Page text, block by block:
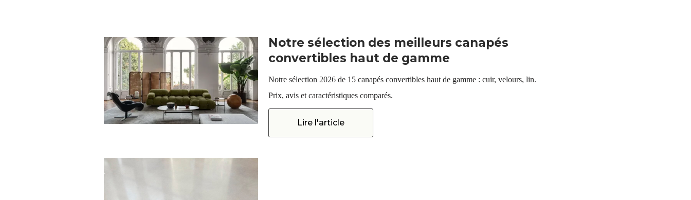
Notre sélection des meilleurs canapés
convertibles haut de gamme
Notre sélection 2026 de 15 canapés convertibles haut de gamme : cuir, velours, lin.
Prix, avis et caractéristiques comparés.
Lire l'article